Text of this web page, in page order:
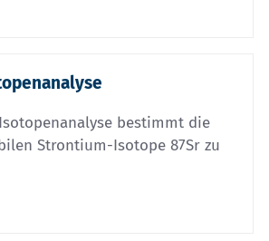
bestimmt die
Strontium-Isotope 87Sr zu